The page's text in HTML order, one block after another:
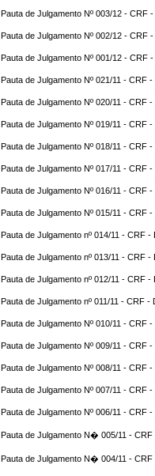
Pauta de Julgamento Nº 003/12 - CRF
Pauta de Julgamento Nº 002/12 - CRF
Pauta de Julgamento Nº 001/12 - CRF
Pauta de Julgamento Nº 021/11 - CRF -
Pauta de Julgamento Nº 020/11 - CRF -
Pauta de Julgamento Nº 019/11 - CRF -
Pauta de Julgamento Nº 018/11 - CRF -
Pauta de Julgamento Nº 017/11 - CRF -
Pauta de Julgamento Nº 016/11 - CRF -
Pauta de Julgamento Nº 015/11 - CRF -
Pauta de Julgamento nº 014/11 - CRF -
Pauta de Julgamento nº 013/11 - CRF -
Pauta de Julgamento nº 012/11 - CRF -
Pauta de Julgamento nº 011/11 - CRF -
Pauta de Julgamento Nº 010/11 - CRF -
Pauta de Julgamento Nº 009/11 - CRF -
Pauta de Julgamento Nº 008/11 - CRF -
Pauta de Julgamento Nº 007/11 - CRF -
Pauta de Julgamento Nº 006/11 - CRF -
Pauta de Julgamento N� 005/11 - CRF
Pauta de Julgamento N� 004/11 - CRF